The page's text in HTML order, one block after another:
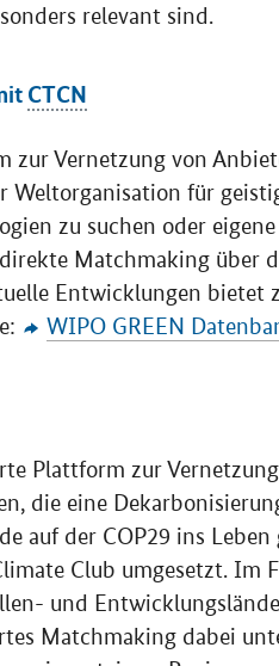
relevant sind.
CTCN
zur Vernetzung von
Weltorganisation für
zu suchen oder
Matchmaking über
Entwicklungen bietet
WIPO GREEN
Plattform zur
die eine
auf der COP29 ins Leben
Club umgesetzt. Im
und
Matchmaking dabei